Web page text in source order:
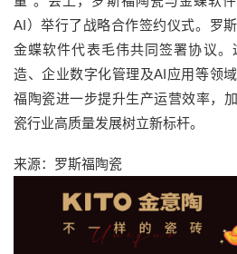
AI）举行了战略合作签约仪式。罗
金蝶软件代表毛伟共同签署协议。
造、企业数字化管理及AI应用等领
福陶瓷进一步提升生产运营效率，
瓷行业高质量发展树立新标杆。
来源：罗斯福陶瓷